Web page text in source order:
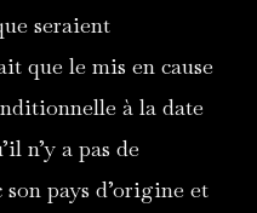
seraient
que le mis en cause
à la date
n’y a pas de
pays d’origine et